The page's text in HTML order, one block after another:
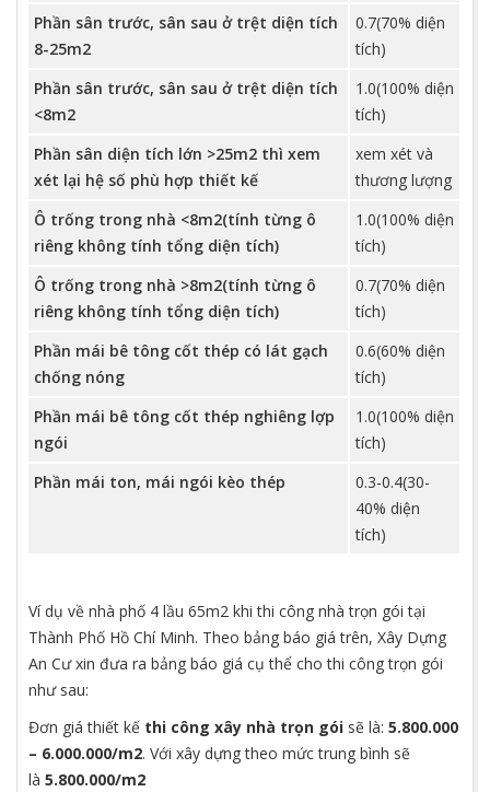
Phần sân trước, sân sau ở trệt diện tích
8-25m2
0.7(70% diện
tích)
Phần sân trước, sân sau ở trệt diện tích
<8m2
1.0(100% diện
tích)
Phần sân diện tích lớn >25m2 thì xem
xét lại hệ số phù hợp thiết kế
xem xét và
thương lượng
Ô trống trong nhà <8m2(tính từng ô
riêng không tính tổng diện tích)
1.0(100% diện
tích)
Ô trống trong nhà >8m2(tính từng ô
riêng không tính tổng diện tích)
0.7(70% diện
tích)
Phần mái bê tông cốt thép có lát gạch
chống nóng
0.6(60% diện
tích)
Phần mái bê tông cốt thép nghiêng lợp
ngói
1.0(100% diện
tích)
Phần mái ton, mái ngói kèo thép
0.3-0.4(30-
40% diện
tích)
Ví dụ về nhà phố 4 lầu 65m2 khi thi công nhà trọn gói tại
Thành Phố Hồ Chí Minh. Theo bảng báo giá trên, Xây Dựng
An Cư xin đưa ra bảng báo giá cụ thể cho thi công trọn gói
như sau:
Đơn giá thiết kế thi công xây nhà trọn gói sẽ là: 5.800.000
– 6.000.000/m2. Với xây dựng theo mức trung bình sẽ
là 5.800.000/m2